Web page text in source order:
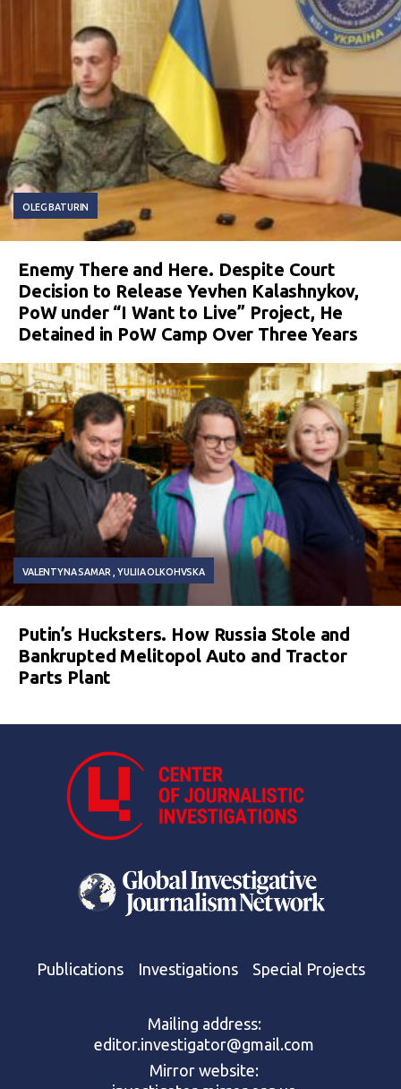
OLEG BATURIN
Enemy There and Here. Despite Court
Decision to Release Yevhen Kalashnykov,
PoW under “I Want to Live” Project, He
Detained in PoW Camp Over Three Years
VALENTYNA SAMAR YULIIA OLKOHVSKA
Putin’s Hucksters. How Russia Stole and
Bankrupted Melitopol Auto and Tractor
Parts Plant
Publications Investigations Special Projects
Mailing address:
editor.investigator@gmail.com
Mirror website: